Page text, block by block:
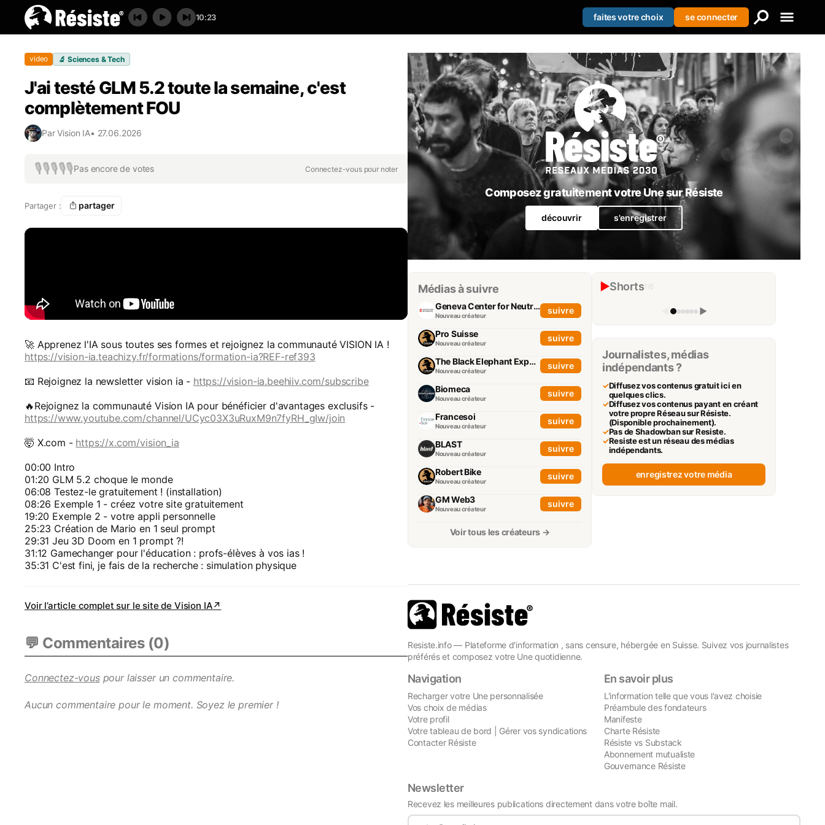
10:23 faites votre choix se connecter
Se connecter
S'enregistrer
video 🔬 Sciences & Tech
J'ai testé GLM 5.2 toute la semaine, c'est
complètement FOU
ParVision IA• 27.06.2026
🎙️🎙️🎙️🎙️🎙️Pas encore de votes Connectez-vous pour noter
Partager : partager
🚀 Apprenez l'IA sous toutes ses formes et rejoignez la communauté VISION IA !
https://vision-ia.teachizy.fr/formations/formation-ia?REF-ref393
📧 Rejoignez la newsletter vision ia - https://vision-ia.beehiiv.com/subscribe
🔥Rejoignez la communauté Vision IA pour bénéficier d'avantages exclusifs -
https://www.youtube.com/channel/UCyc03X3uRuxM9n7fyRH_gIw/join
🤯 X.com - https://x.com/vision_ia
00:00 Intro
01:20 GLM 5.2 choque le monde
06:08 Testez-le gratuitement ! (installation)
08:26 Exemple 1 - créez votre site gratuitement
19:20 Exemple 2 - votre appli personnelle
25:23 Création de Mario en 1 seul prompt
29:31 Jeu 3D Doom en 1 prompt ?!
31:12 Gamechanger pour l'éducation : profs-élèves à vos ias !
35:31 C'est fini, je fais de la recherche : simulation physique
Voir l’article complet sur le site de Vision IA↗
💬 Commentaires (0)
Connectez-vouspour laisser un commentaire.
Aucun commentaire pour le moment. Soyez le premier !
Composez gratuitement votre Une sur Résiste
découvrir s'enregistrer
Médias à suivre
Geneva Center for Neutrality
Nouveau créateur
suivre
Pro Suisse
Nouveau créateur
suivre
The Black Elephant Experience
Nouveau créateur
suivre
Biomeca
Nouveau créateur
suivre
Francesoi
Nouveau créateur
suivre
BLAST
Nouveau créateur
suivre
Robert Bike
Nouveau créateur
suivre
GM Web3
Nouveau créateur
suivre
Voir tous les créateurs →
▶Shorts 1 /6
Biomeca
▶
Journalistes, médias
indépendants ?
✓Diffusez vos contenus gratuit ici en
quelques clics.
✓Diffusez vos contenus payant en créant
votre propre Réseau sur Résiste.
(Disponible prochainement).
✓Pas de Shadowban sur Resiste.
✓Resiste est un réseau des médias
indépendants.
enregistrez votre média
Resiste.info — Plateforme d'information , sans censure, hébergée en Suisse. Suivez vos journalistes
préférés et composez votre Une quotidienne.
Navigation
Recharger votre Une personnalisée
Vos choix de médias
Votre profil
Votre tableau de bord | Gérer vos syndications
Contacter Résiste
En savoir plus
L'information telle que vous l'avez choisie
Préambule des fondateurs
Manifeste
Charte Résiste
Résiste vs Substack
Abonnement mutualiste
Gouvernance Résiste
Newsletter
Recevez les meilleures publications directement dans votre boîte mail.